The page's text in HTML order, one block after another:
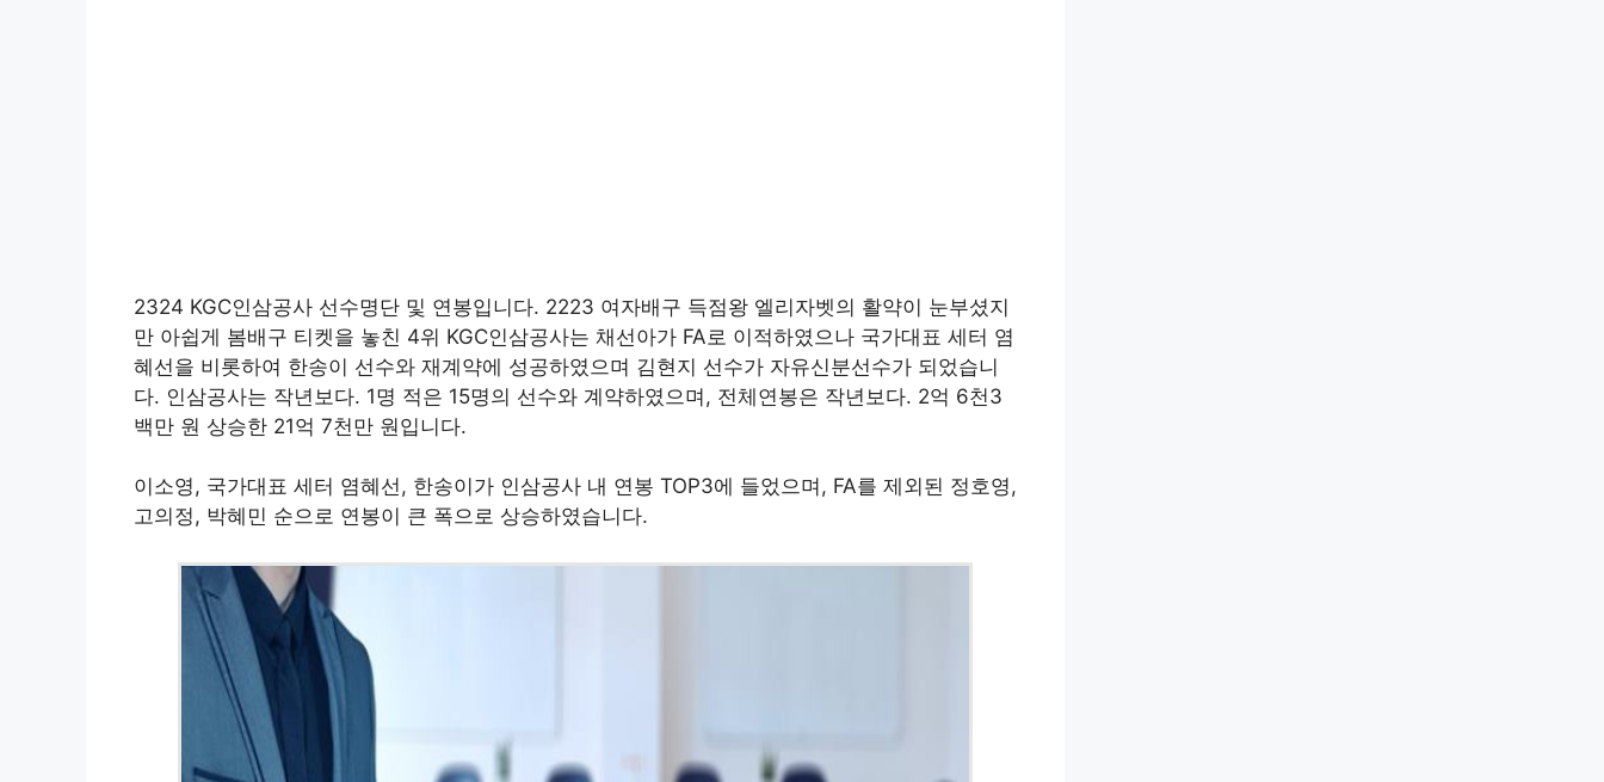
2324 KGC인삼공사 선수명단 및 연봉입니다. 2223 여자배구 득점왕 엘리자벳의 활약이 눈부셨지
만 아쉽게 봄배구 티켓을 놓친 4위 KGC인삼공사는 채선아가 FA로 이적하였으나 국가대표 세터 염
혜선을 비롯하여 한송이 선수와 재계약에 성공하였으며 김현지 선수가 자유신분선수가 되었습니
다. 인삼공사는 작년보다. 1명 적은 15명의 선수와 계약하였으며, 전체연봉은 작년보다. 2억 6천3
백만 원 상승한 21억 7천만 원입니다.
이소영, 국가대표 세터 염혜선, 한송이가 인삼공사 내 연봉 TOP3에 들었으며, FA를 제외된 정호영,
고의정, 박혜민 순으로 연봉이 큰 폭으로 상승하였습니다.